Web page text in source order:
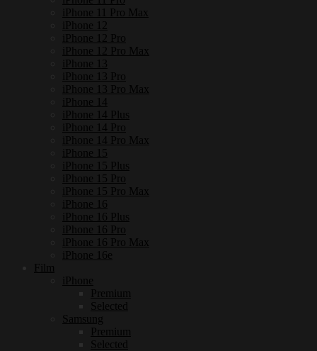
iPhone 11 Pro Max
iPhone 12
iPhone 12 Pro
iPhone 12 Pro Max
iPhone 13
iPhone 13 Pro
iPhone 13 Pro Max
iPhone 14
iPhone 14 Plus
iPhone 14 Pro
iPhone 14 Pro Max
iPhone 15
iPhone 15 Plus
iPhone 15 Pro
iPhone 15 Pro Max
iPhone 16
iPhone 16 Plus
iPhone 16 Pro
iPhone 16 Pro Max
iPhone 16e
Film
iPhone
Premium
Selected
Samsung
Premium
Selected